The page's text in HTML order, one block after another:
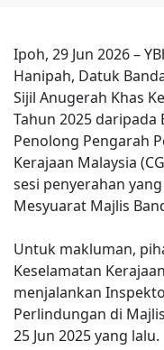
Ipoh, 29 Jun 2026 –
Hanipah, Datuk
Sijil Anugerah Khas
Tahun 2025 daripada
Penolong Pengarah
Kerajaan Malaysia
sesi penyerahan
Mesyuarat Majlis
Untuk makluman,
Keselamatan
menjalankan
Perlindungan di
25 Jun 2025 yang lalu.